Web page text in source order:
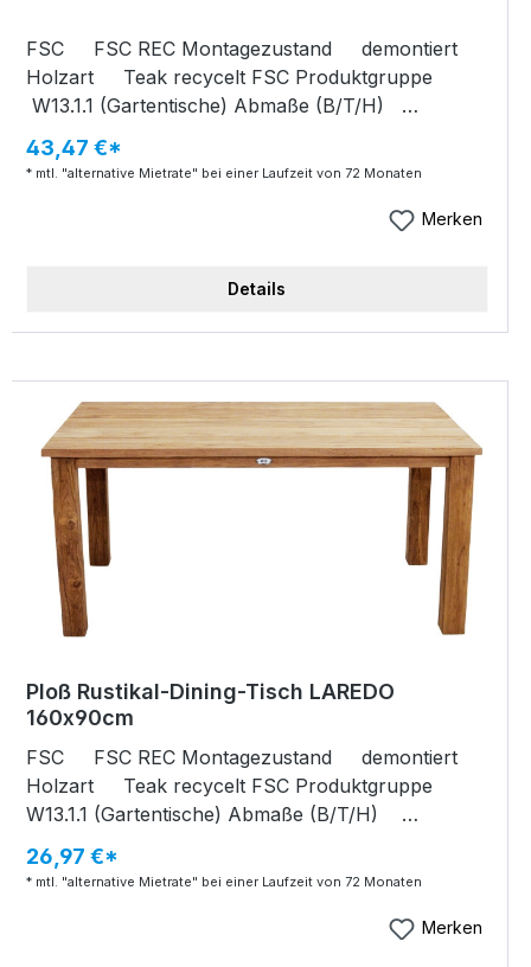
FSC FSC REC Montagezustand demontiert
Holzart Teak recycelt FSC Produktgruppe
W13.1.1 (Gartentische) Abmaße (B/T/H)
180x100x75 cm Verpackungsmaße (B/T/H)
185x105x25 cm Artikelgewicht 93 kg
LINCOLN Old-Teak, gebürstet FSC Recycled
10x10 cm, Unterschubhöhe ca. 70,5 cm, B/T/H
43,47 €*
* mtl. "alternative Mietrate" bei einer Laufzeit von 72 Monaten
Merken
Details
Ploß Rustikal-Dining-Tisch LAREDO
160x90cm
FSC FSC REC Montagezustand demontiert
Holzart Teak recycelt FSC Produktgruppe
W13.1.1 (Gartentische) Abmaße (B/T/H)
160x90x75 cm Verpackungsmaße (B/T/H)
166x95x20 cm Artikelgewicht 49 kg
LAREDO Old-Teak gebürstet FSC Recycled
26,97 €*
* mtl. "alternative Mietrate" bei einer Laufzeit von 72 Monaten
Merken